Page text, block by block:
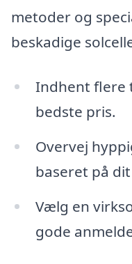
metoder og
beskadige
Indhent flere
bedste pris.
Overvej
baseret på
Vælg en
gode